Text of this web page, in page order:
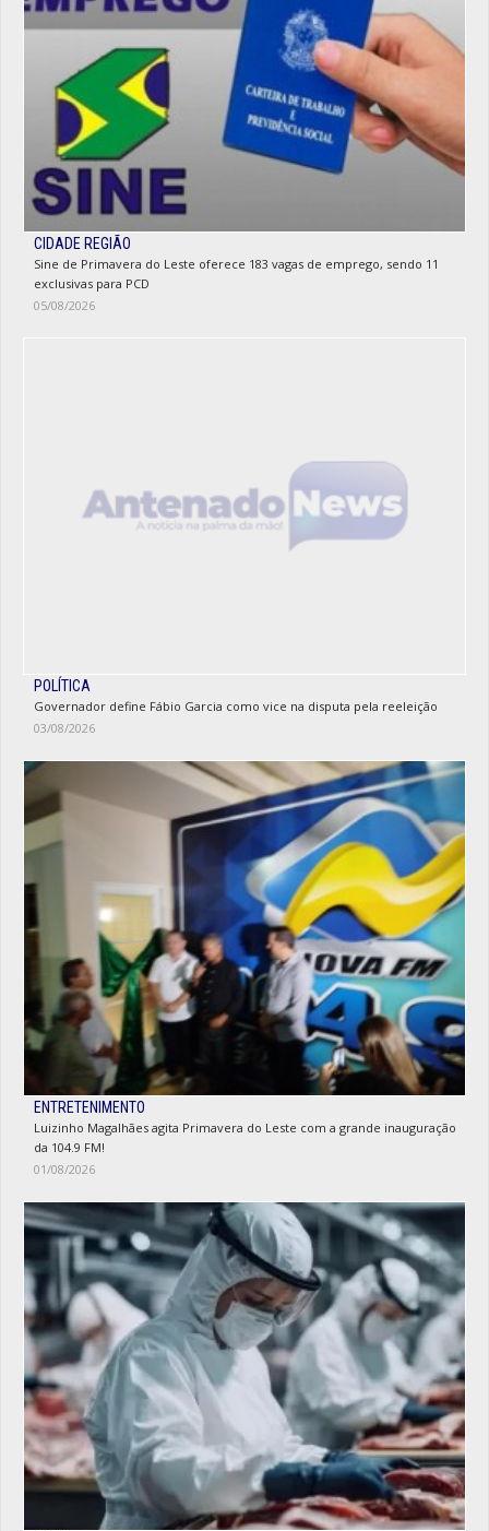
CIDADE REGIÃO
Sine de Primavera do Leste oferece 183 vagas de emprego, sendo 11
exclusivas para PCD
05/08/2026
POLÍTICA
Governador define Fábio Garcia como vice na disputa pela reeleição
03/08/2026
ENTRETENIMENTO
Luizinho Magalhães agita Primavera do Leste com a grande inauguração
da 104.9 FM!
01/08/2026